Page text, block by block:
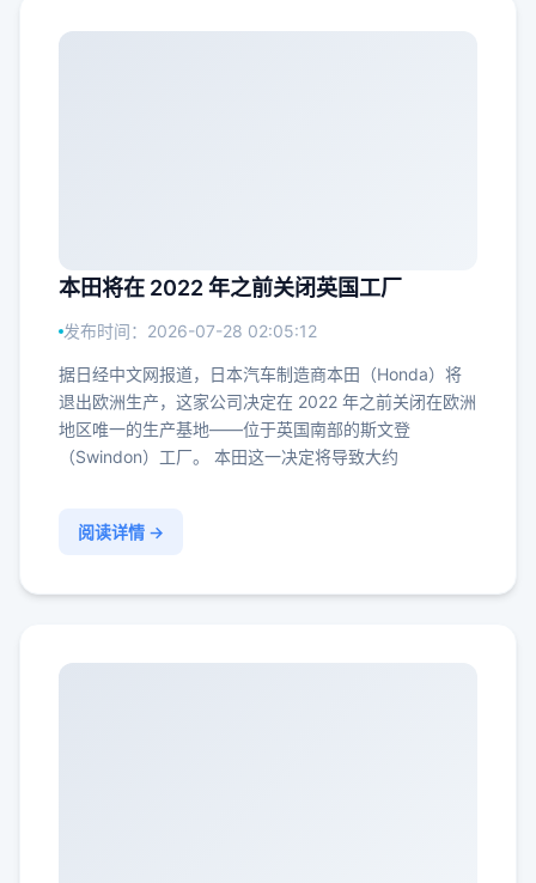
本田将在 2022 年之前关闭英国工厂
发布时间：2026-07-28 02:05:12
据日经中文网报道，日本汽车制造商本田（Honda）将
退出欧洲生产，这家公司决定在 2022 年之前关闭在欧洲
地区唯一的生产基地——位于英国南部的斯文登
（Swindon）工厂。 本田这一决定将导致大约
阅读详情 →